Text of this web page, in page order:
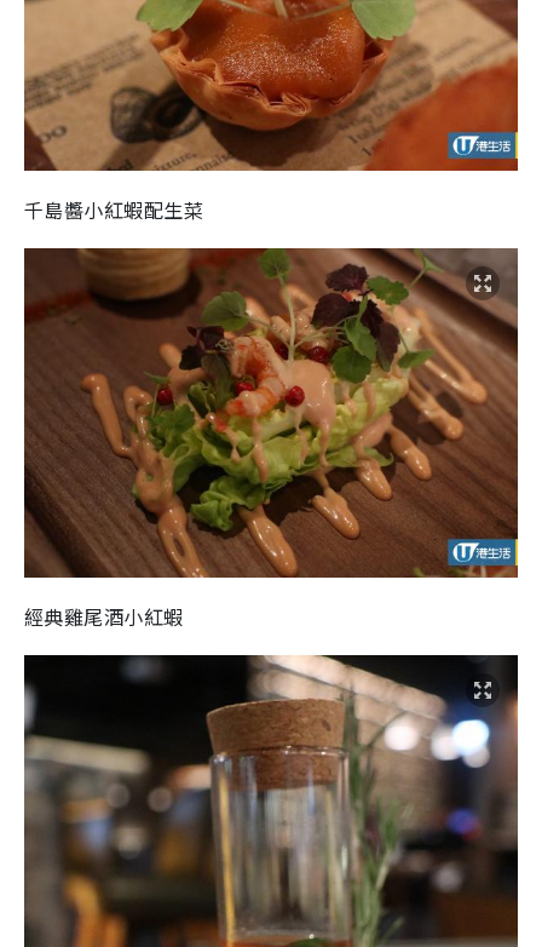
千島醬小紅蝦配生菜
經典雞尾酒小紅蝦